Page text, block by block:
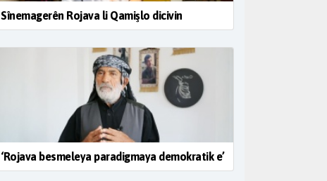
Sînemagerên Rojava li Qamişlo dicivin
‘Rojava besmeleya paradigmaya demokratik e’